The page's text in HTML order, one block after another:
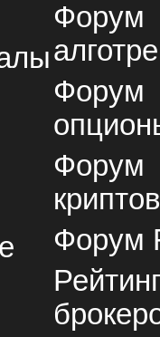
Форум
Форум
Форум
Форум